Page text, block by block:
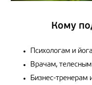
Кому
Психологам и
Врачам,
Бизнес-тренерам